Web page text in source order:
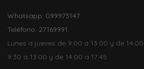
Whatsapp: 099973147
Teléfono: 27169991
Lunes a jueves de 9:00 a 13:00 y de
9:30 a 13:00 y de 14:00 a 17:45.